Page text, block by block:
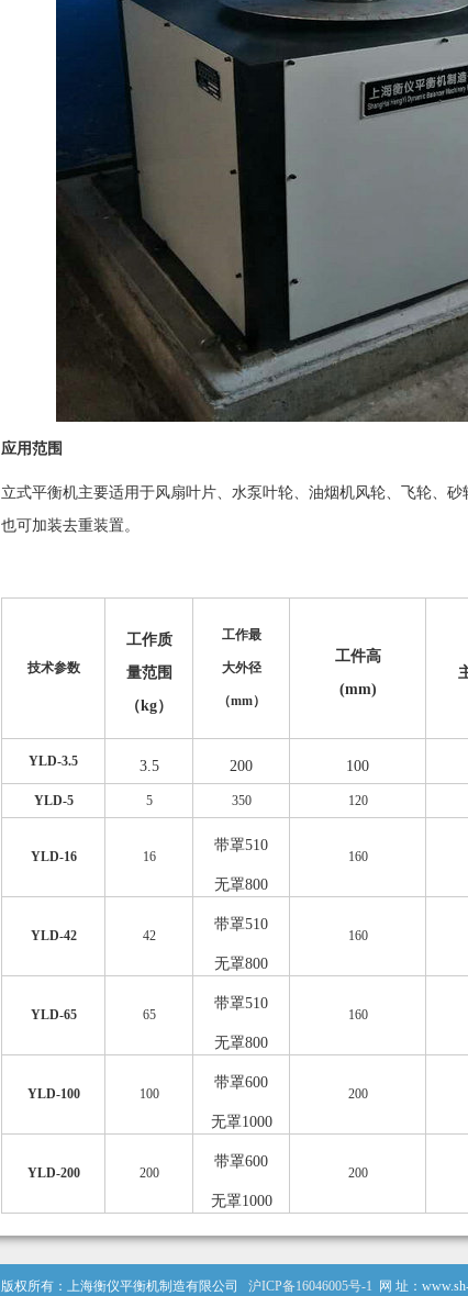
应用范围
立式平衡机主要适用于风扇叶片、水泵叶轮、油烟机风轮、飞轮、
也可加装去重装置。
技术参数
工作质
量范围
（kg）
工作最
大外径
（mm）
工件高
(mm)
YLD-3.5 3.5 200 100
YLD-5 5 350 120
YLD-16 16
带罩510
无罩800
160
YLD-42 42
带罩510
无罩800
160
YLD-65 65
带罩510
无罩800
160
YLD-100 100
带罩600
无罩1000
200
YLD-200 200
带罩600
无罩1000
200
版权所有：上海衡仪平衡机制造有限公司 沪ICP备16046005号-1 网 址：